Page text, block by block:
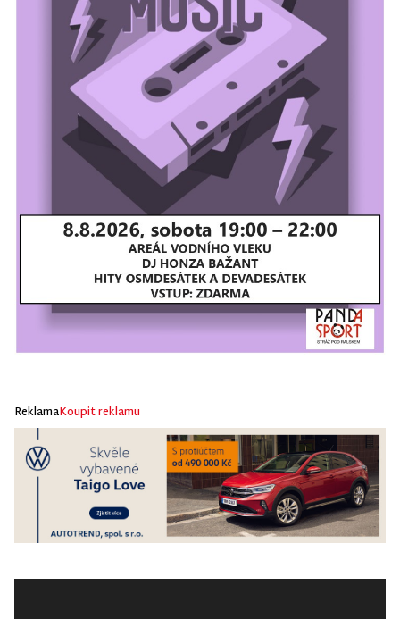
ReklamaKoupit reklamu